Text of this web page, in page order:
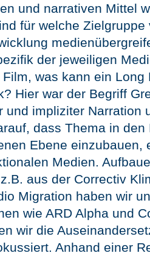
und narrativen Mittel
für welche Zielgruppe
der jeweiligen
was kann ein
Hier war der Begriff
und impliziter Narration
dass Thema in
Ebene einzubauen,
Medien.
aus der Correctiv
Migration haben wir
wie ARD Alpha und
wir die
Anhand einer